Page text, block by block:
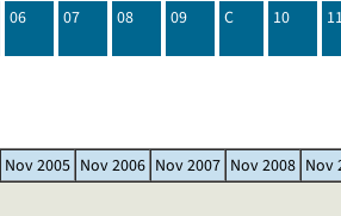
06 07 08 09 C 10
Nov 2005 Nov 2006 Nov 2007 Nov 2008 Nov